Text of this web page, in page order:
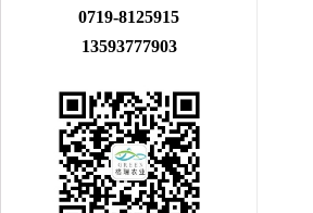
0719-8125915
13593777903